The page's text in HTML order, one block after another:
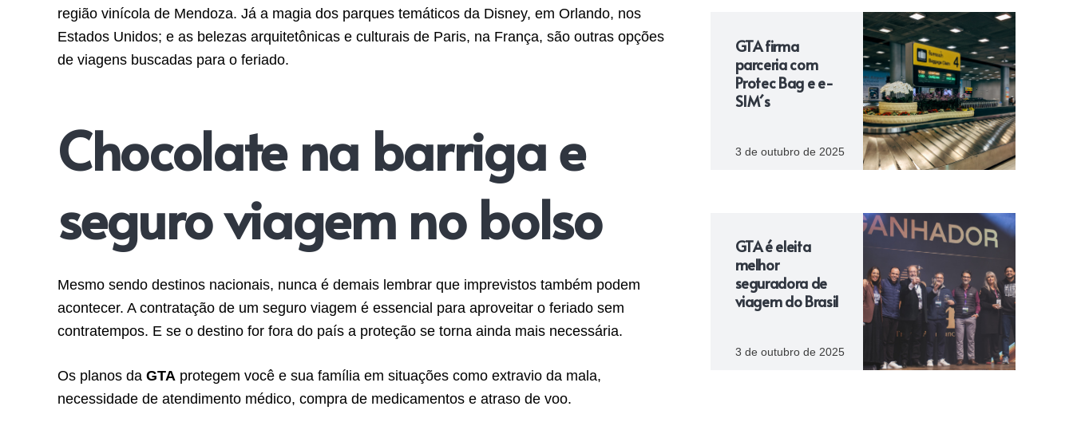
região vinícola de Mendoza. Já a magia dos parques temáticos da Disney, em Orlando, nos
Estados Unidos; e as belezas arquitetônicas e culturais de Paris, na França, são outras opções
de viagens buscadas para o feriado.
Chocolate na barriga e
seguro viagem no bolso
Mesmo sendo destinos nacionais, nunca é demais lembrar que imprevistos também podem
acontecer. A contratação de um seguro viagem é essencial para aproveitar o feriado sem
contratempos. E se o destino for fora do país a proteção se torna ainda mais necessária.
Os planos da GTA protegem você e sua família em situações como extravio da mala,
necessidade de atendimento médico, compra de medicamentos e atraso de voo.
GTA firma
parceria com
Protec Bag e e-
SIM´s
3 de outubro de 2025
GTA é eleita
melhor
seguradora de
viagem do Brasil
3 de outubro de 2025